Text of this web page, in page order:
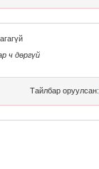
ч дөргүй
Тайлбар оруулсан: